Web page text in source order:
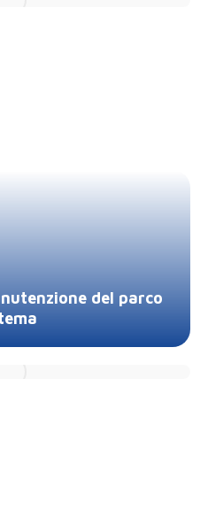
del parco